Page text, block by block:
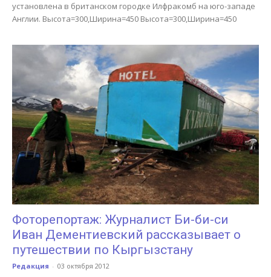
установлена в британском городке Илфракомб на юго-западе
Англии. Высота=300,Ширина=450 Высота=300,Ширина=450
Фоторепортаж: Журналист Би-би-си
Иван Дементиевский рассказывает о
путешествии по Кыргызстану
Редакция - 03 октября 2012